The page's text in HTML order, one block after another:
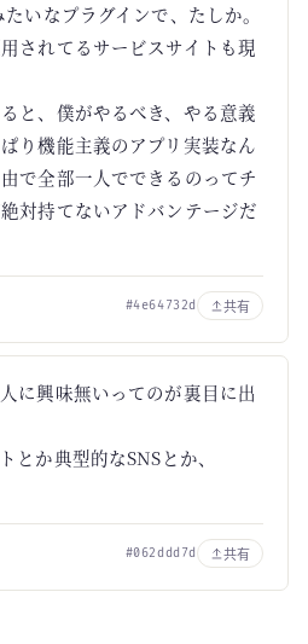
いなプラグインで、たしか。
されてるサービスサイトも現
と、僕がやるべき、やる意義
り機能主義のアプリ実装なん
で全部一人でできるのってチ
対持てないアドバンテージだ
#4e64732d 共有
に興味無いってのが裏目に出
とか典型的なSNSとか、
#062ddd7d 共有